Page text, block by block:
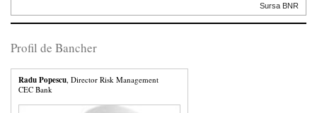
Sursa BNR
Profil de Bancher
Radu Popescu , Director Risk Management
CEC Bank